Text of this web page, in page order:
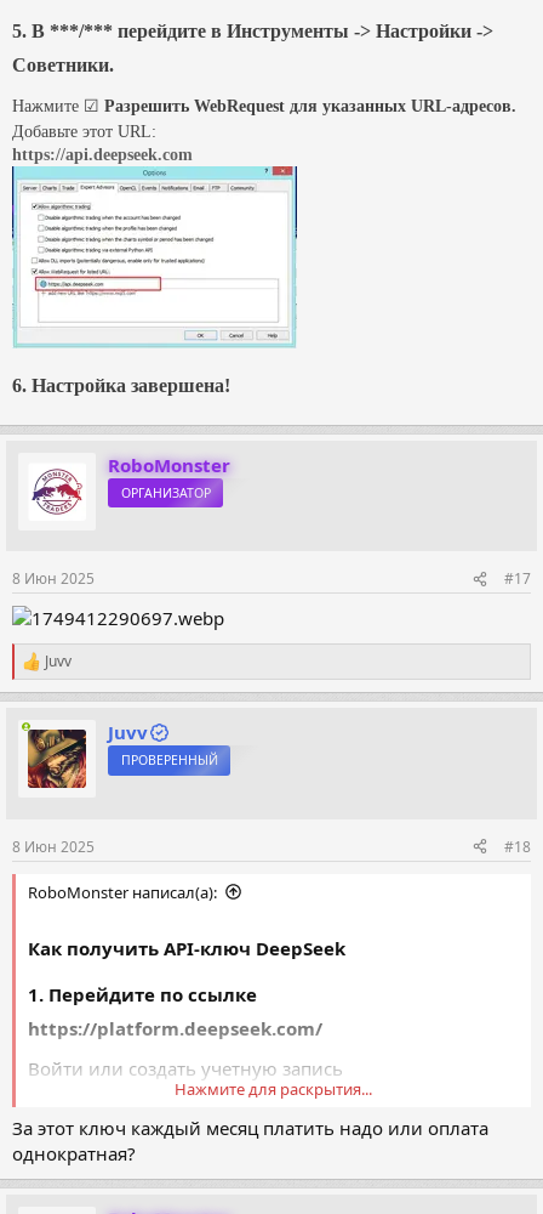
5. В ***/*** перейдите в Инструменты -> Настройки ->
Советники.
Нажмите ☑ Разрешить WebRequest для указанных URL-адресов.
Добавьте этот URL:
https://api.deepseek.com
6. Настройка завершена!
RoboMonster
ОРГАНИЗАТОР
8 Июн 2025 #17
Р
е
а
к
ц
и
и
Juvv
Juvv
ПРОВЕРЕННЫЙ
8 Июн 2025 #18
RoboMonster написал(а):
Как получить API-ключ DeepSeek
1. Перейдите по ссылке
https://platform.deepseek.com/
Войти или создать учетную запись
2. Нажмите «Ключи API» -> «Создать новый ключ
Нажмите для раскрытия...
За этот ключ каждый месяц платить надо или оплата
однократная?